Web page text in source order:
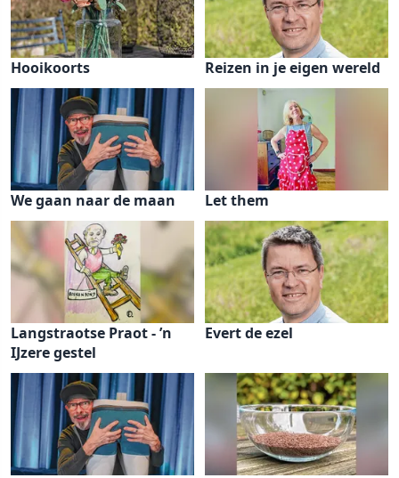
Hooikoorts Reizen in je eigen wereld
We gaan naar de maan Let them
Langstraotse Praot - ’n
IJzere gestel
Evert de ezel